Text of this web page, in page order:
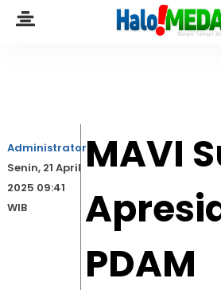
MAVI
PDAM
Administrator
Senin, 21 April
2025 09:41
WIB